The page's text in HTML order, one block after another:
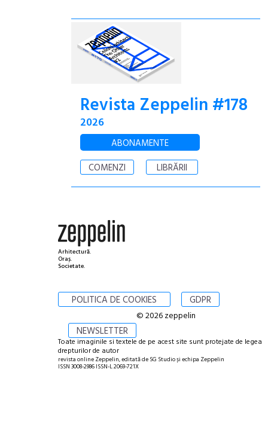
Revista Zeppelin #178
2026
ABONAMENTE
COMENZI
LIBRĂRII
Arhitectură.
Oraș.
Societate.
POLITICA DE COOKIES GDPR
NEWSLETTER
© 2026 zeppelin
Toate imaginile si textele de pe acest site sunt protejate de legea
drepturilor de autor
revista online Zeppelin, editată de SG Studio și echipa Zeppelin
ISSN 3008-2986 ISSN-L 2069-721X